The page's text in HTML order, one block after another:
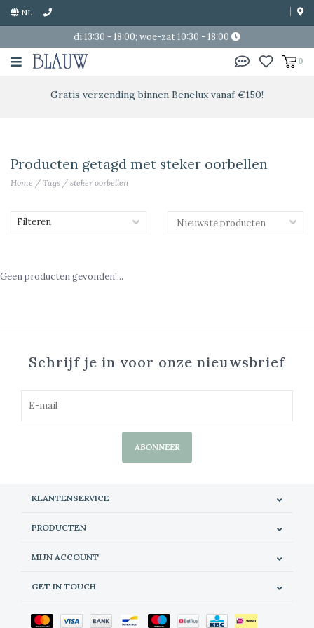
NL
di 13:30 - 18:00; woe-zat 10:30 - 18:00
0
Gratis verzending binnen Benelux vanaf €150!
Producten getagd met steker oorbellen
Home / Tags / steker oorbellen
Filteren
Geen producten gevonden!...
Schrijf je in voor onze nieuwsbrief
ABONNEER
KLANTENSERVICE
PRODUCTEN
MIJN ACCOUNT
GET IN TOUCH